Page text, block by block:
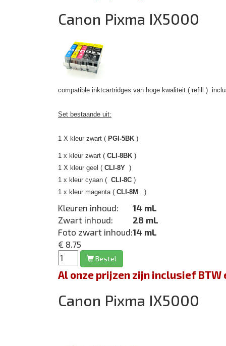
Canon Pixma IX5000
compatible inktcartridges van hoge kwaliteit ( refill )
Set bestaande uit:
1 X kleur zwart ( PGI-5BK )
1 x kleur zwart ( CLI-8BK )
1 X kleur geel ( CLI-8Y )
1 x kleur cyaan ( CLI-8C )
1 x kleur magenta ( CLI-8M )
Kleuren inhoud:
14 mL
Zwart inhoud:
28 mL
Foto zwart inhoud:14 mL
€ 8.75
Bestel
Al onze prijzen zijn inclusief
Canon Pixma IX5000